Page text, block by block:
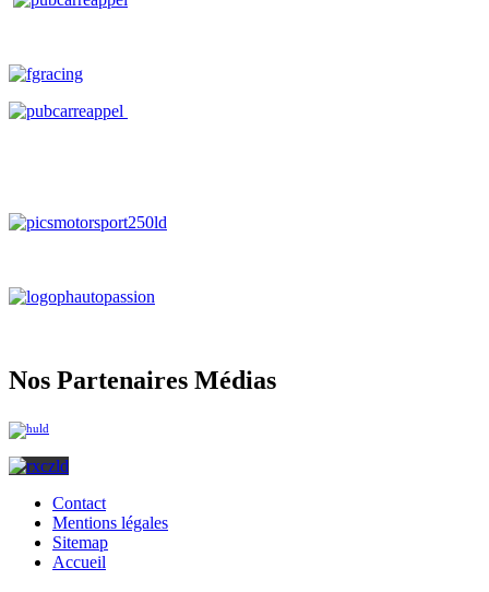
Nos Partenaires Médias
Contact
Mentions légales
Sitemap
Accueil